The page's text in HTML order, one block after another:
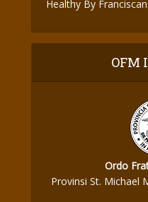
Healthy By
OFM
Ordo
Provinsi St. Michael